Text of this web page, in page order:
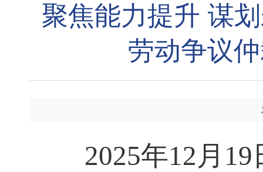
聚焦能力提升 谋
劳动争议
2025年12月